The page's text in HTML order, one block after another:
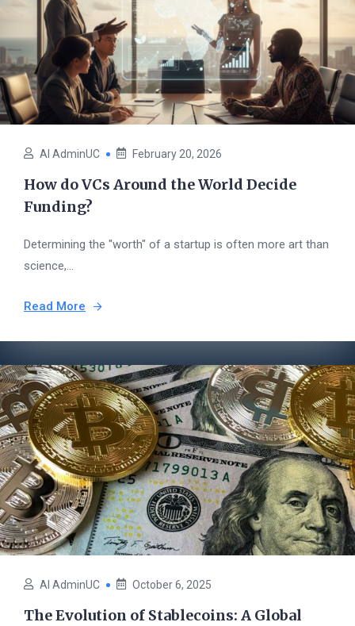
AI AdminUC February 20, 2026
How do VCs Around the World Decide
Funding?
Determining the "worth" of a startup is often more art than
science,...
Read More
AI AdminUC October 6, 2025
The Evolution of Stablecoins: A Global